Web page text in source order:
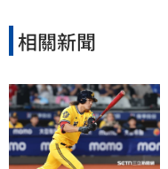
相關新聞